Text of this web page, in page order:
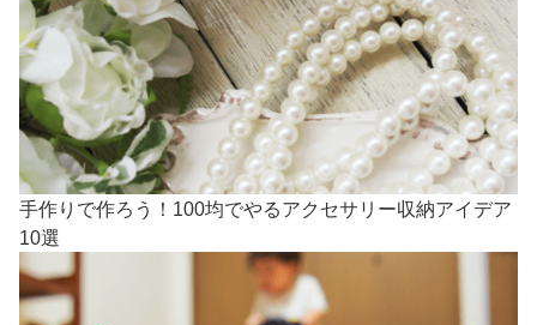
手作りで作ろう！100均でやるアクセサリー収納アイデア
10選